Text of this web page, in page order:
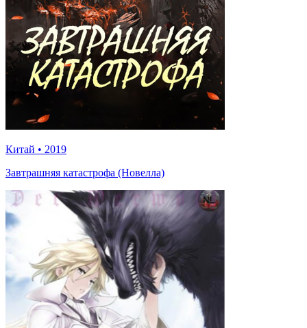
Китай • 2019
Завтрашняя катастрофа (Новелла)